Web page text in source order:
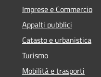
Imprese e Commercio
Appalti pubblici
Catasto e urbanistica
Turismo
Mobilità e trasporti